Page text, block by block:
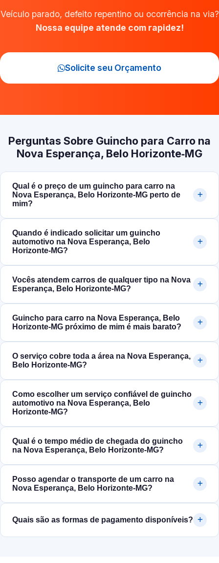
Veículo parado, defeito repentino ou ocorrência na via?
Nossa equipe atende com rapidez!
Solicite seu Orçamento
Perguntas Sobre Guincho para Carro na
Nova Esperança, Belo Horizonte‑MG
Qual é o preço de um guincho para carro na
Nova Esperança, Belo Horizonte‑MG perto de
mim?
Quando é indicado solicitar um guincho
automotivo na Nova Esperança, Belo
Horizonte‑MG?
Vocês atendem carros de qualquer tipo na Nova
Esperança, Belo Horizonte‑MG?
Guincho para carro na Nova Esperança, Belo
Horizonte‑MG próximo de mim é mais barato?
O serviço cobre toda a área na Nova Esperança,
Belo Horizonte‑MG?
Como escolher um serviço confiável de guincho
automotivo na Nova Esperança, Belo
Horizonte‑MG?
Qual é o tempo médio de chegada do guincho
na Nova Esperança, Belo Horizonte‑MG?
Posso agendar o transporte de um carro na
Nova Esperança, Belo Horizonte‑MG?
Quais são as formas de pagamento disponíveis?